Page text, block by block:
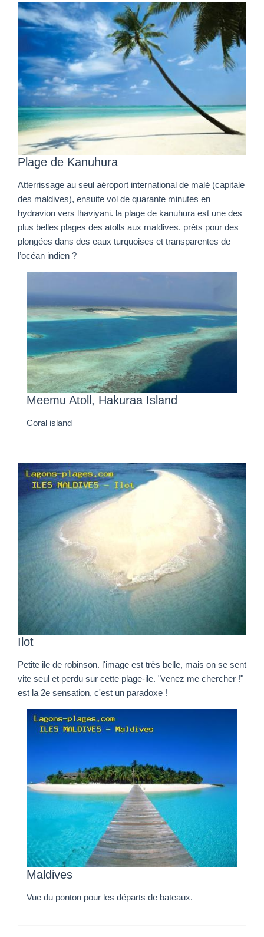
Plage de Kanuhura
Atterrissage au seul aéroport international de malé (capitale
des maldives), ensuite vol de quarante minutes en
hydravion vers lhaviyani. la plage de kanuhura est une des
plus belles plages des atolls aux maldives. prêts pour des
plongées dans des eaux turquoises et transparentes de
l’océan indien ?
Meemu Atoll, Hakuraa Island
Coral island
Ilot
Petite ile de robinson. l'image est très belle, mais on se sent
vite seul et perdu sur cette plage-ile. "venez me chercher !"
est la 2e sensation, c'est un paradoxe !
Maldives
Vue du ponton pour les départs de bateaux.